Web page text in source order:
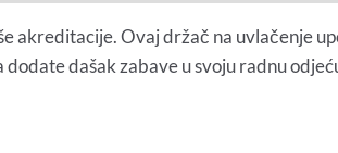
akreditacije. Ovaj držač na uvlačenje
dašak zabave u svoju radnu